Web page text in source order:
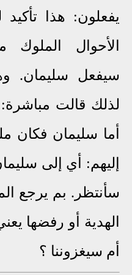
يفعلون: هذا
الأحوال
سيفعل سليمان.
لذلك قالت
أما سليمان فكان
إليهم: أي إلى
سأنتظر. بم يرجع
الهدية أو رفضها
أم سيغزوننا ؟